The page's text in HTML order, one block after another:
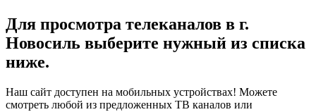
Для просмотра телеканалов в г.
Новосиль выберите нужный из списка
ниже.
Наш сайт доступен на мобильных устройствах! Можете
смотреть любой из предложенных ТВ каналов или